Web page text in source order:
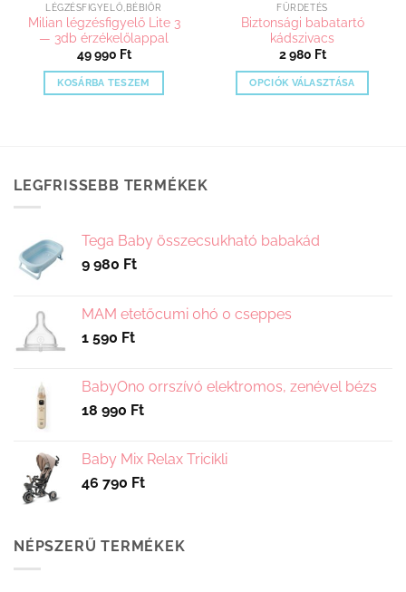
LÉGZÉSFIGYELŐ,BÉBIŐR
Milian légzésfigyelő Lite 3
— 3db érzékelőlappal
49 990 Ft
KOSÁRBA TESZEM
FÜRDETÉS
Biztonsági babatartó
kádszivacs
2 980 Ft
OPCIÓK VÁLASZTÁSA
változatok
LEGFRISSEBB TERMÉKEK
Tega Baby összecsukható babakád
9 980 Ft
MAM etetőcumi 0hó 0 cseppes
1 590 Ft
BabyOno orrszívó elektromos, zenével bézs
18 990 Ft
Baby Mix Relax Tricikli
46 790 Ft
NÉPSZERŰ TERMÉKEK